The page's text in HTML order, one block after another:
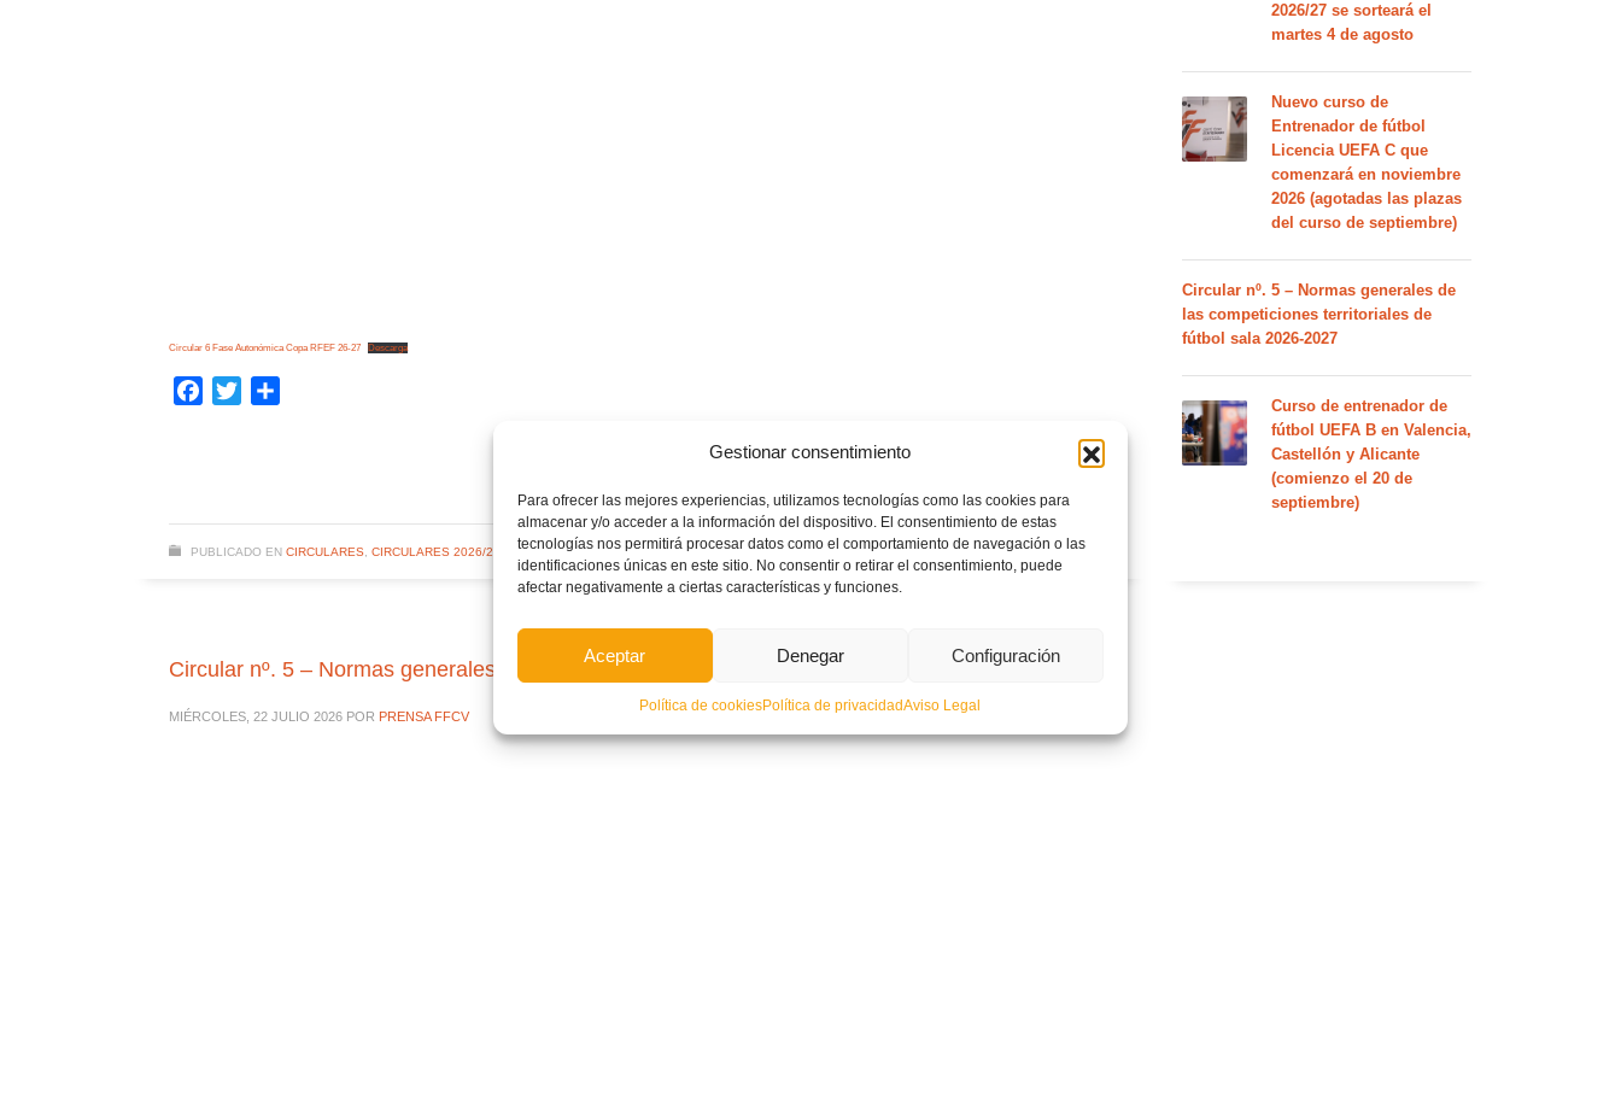
Gestionar consentimiento
Para ofrecer las mejores experiencias, utilizamos tecnologías como las cookies para
almacenar y/o acceder a la información del dispositivo. El consentimiento de estas
tecnologías nos permitirá procesar datos como el comportamiento de navegación o las
identificaciones únicas en este sitio. No consentir o retirar el consentimiento, puede
afectar negativamente a ciertas características y funciones.
Aceptar Denegar Configuración
Política de cookiesPolítica de privacidadAviso Legal
Circular 6 Fase Autonómica Copa RFEF 26-27 Descarga
Facebook
Twitter
PUBLICADO EN CIRCULARES, CIRCULARES 2026/2027 NO COMMENTS
Circular nº. 5 – Normas generales de las competiciones territoriales de fútbol sala 2026-2027
MIÉRCOLES, 22 JULIO 2026 POR PRENSA FFCV
2026/27 se sorteará el
martes 4 de agosto
Nuevo curso de
Entrenador de fútbol
Licencia UEFA C que
comenzará en noviembre
2026 (agotadas las plazas
del curso de septiembre)
Circular nº. 5 – Normas generales de
las competiciones territoriales de
fútbol sala 2026-2027
Curso de entrenador de
fútbol UEFA B en Valencia,
Castellón y Alicante
(comienzo el 20 de
septiembre)